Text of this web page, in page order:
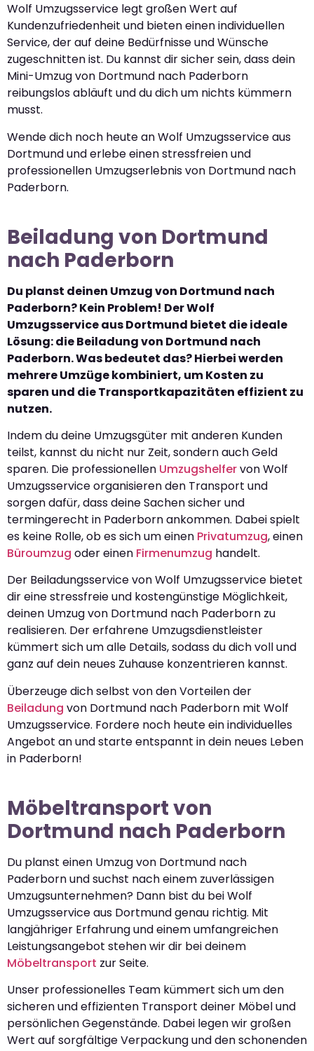
Wolf Umzugsservice legt großen Wert auf
Kundenzufriedenheit und bieten einen individuellen
Service, der auf deine Bedürfnisse und Wünsche
zugeschnitten ist. Du kannst dir sicher sein, dass dein
Mini-Umzug von Dortmund nach Paderborn
reibungslos abläuft und du dich um nichts kümmern
musst.
Wende dich noch heute an Wolf Umzugsservice aus
Dortmund und erlebe einen stressfreien und
professionellen Umzugserlebnis von Dortmund nach
Paderborn.
Beiladung von Dortmund
nach Paderborn
Du planst deinen Umzug von Dortmund nach
Paderborn? Kein Problem! Der Wolf
Umzugsservice aus Dortmund bietet die ideale
Lösung: die Beiladung von Dortmund nach
Paderborn. Was bedeutet das? Hierbei werden
mehrere Umzüge kombiniert, um Kosten zu
sparen und die Transportkapazitäten effizient zu
nutzen.
Indem du deine Umzugsgüter mit anderen Kunden
teilst, kannst du nicht nur Zeit, sondern auch Geld
sparen. Die professionellen Umzugshelfervon Wolf
Umzugsservice organisieren den Transport und
sorgen dafür, dass deine Sachen sicher und
termingerecht in Paderborn ankommen. Dabei spielt
es keine Rolle, ob es sich um einen Privatumzug, einen
Büroumzug oder einen Firmenumzug handelt.
Der Beiladungsservice von Wolf Umzugsservice bietet
dir eine stressfreie und kostengünstige Möglichkeit,
deinen Umzug von Dortmund nach Paderborn zu
realisieren. Der erfahrene Umzugsdienstleister
kümmert sich um alle Details, sodass du dich voll und
ganz auf dein neues Zuhause konzentrieren kannst.
Überzeuge dich selbst von den Vorteilen der
Beiladung von Dortmund nach Paderborn mit Wolf
Umzugsservice. Fordere noch heute ein individuelles
Angebot an und starte entspannt in dein neues Leben
in Paderborn!
Möbeltransport von
Dortmund nach Paderborn
Du planst einen Umzug von Dortmund nach
Paderborn und suchst nach einem zuverlässigen
Umzugsunternehmen? Dann bist du bei Wolf
Umzugsservice aus Dortmund genau richtig. Mit
langjähriger Erfahrung und einem umfangreichen
Leistungsangebot stehen wir dir bei deinem
Möbeltransport zur Seite.
Unser professionelles Team kümmert sich um den
sicheren und effizienten Transport deiner Möbel und
persönlichen Gegenstände. Dabei legen wir großen
Wert auf sorgfältige Verpackung und den schonenden